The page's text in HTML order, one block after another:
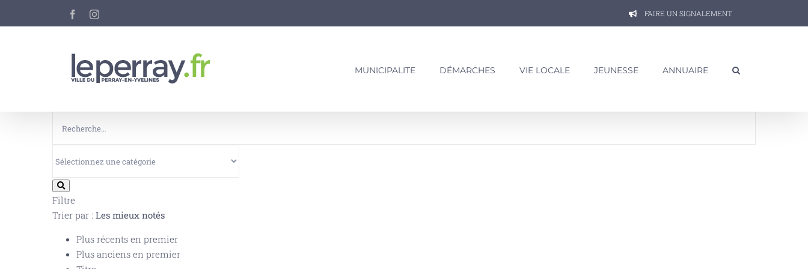
FacebookInstagram FAIRE UN SIGNALEMENT
MUNICIPALITE DÉMARCHES VIE LOCALE JEUNESSE ANNUAIRE
Filtre
Trier par : Les mieux notés
Plus récents en premier
Plus anciens en premier